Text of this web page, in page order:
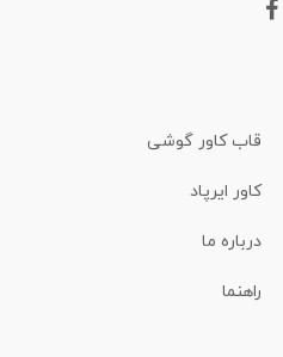
قاب کاور گوشی
کاور ایرپاد
درباره ما
راهنما